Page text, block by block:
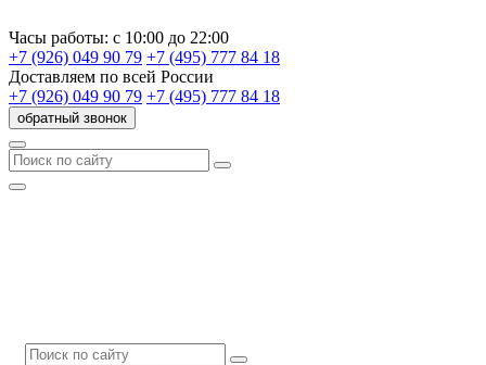
Часы работы: с 10:00 до 22:00
+7 (926) 049 90 79 +7 (495) 777 84 18
Доставляем по всей России
+7 (926) 049 90 79 +7 (495) 777 84 18
обратный звонок